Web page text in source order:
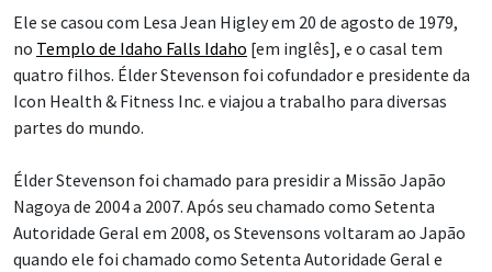
Ele se casou com Lesa Jean Higley em 20 de agosto de 1979,
no Templo de Idaho Falls Idaho [em inglês], e o casal tem
quatro filhos. Élder Stevenson foi cofundador e presidente da
Icon Health & Fitness Inc. e viajou a trabalho para diversas
partes do mundo.
Élder Stevenson foi chamado para presidir a Missão Japão
Nagoya de 2004 a 2007. Após seu chamado como Setenta
Autoridade Geral em 2008, os Stevensons voltaram ao Japão
quando ele foi chamado como Setenta Autoridade Geral e